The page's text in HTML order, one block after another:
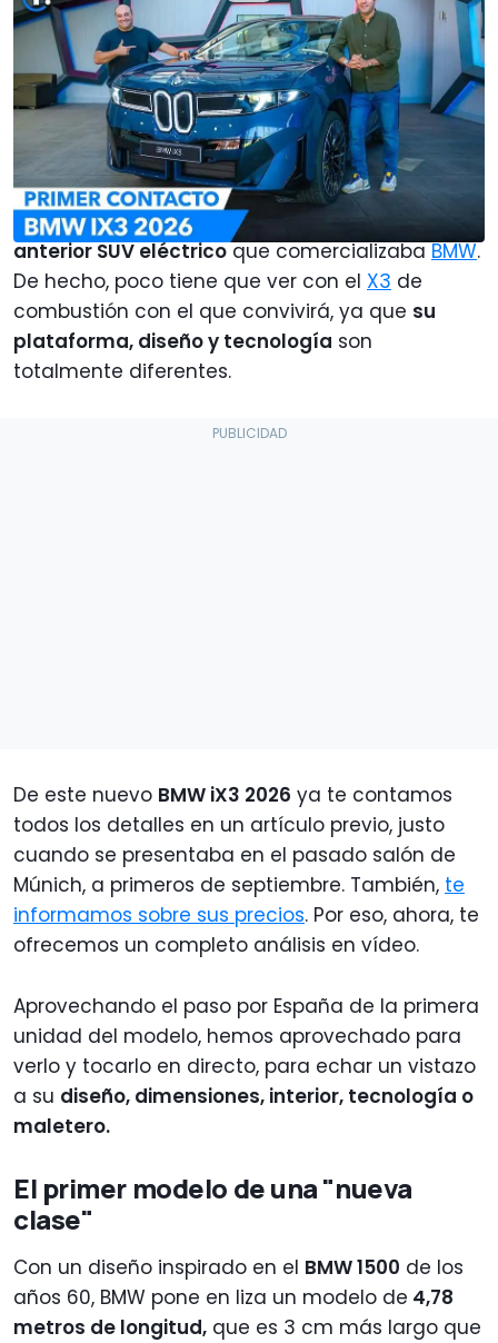
Por:Javier Llorente
6 Oct 2025a las10:56
Añadir Motor1.com como
fuente preferida en Google
Aunque el nombre te resulte familiar, el nuevo
BMW iX3 2026no tiene nada que ver con el
anterior SUV eléctricoque comercializabaBMW.
De hecho, poco tiene que ver con el X3 de
combustión con el que convivirá, ya que su
plataforma, diseño y tecnología son
totalmente diferentes.
De este nuevo BMW iX3 2026 ya te contamos
todos los detalles en un artículo previo, justo
cuando se presentaba en el pasado salón de
Múnich, a primeros de septiembre. También, te
informamos sobre sus precios. Por eso, ahora, te
ofrecemos un completo análisis en vídeo.
Aprovechando el paso por España de la primera
unidad del modelo, hemos aprovechado para
verlo y tocarlo en directo, para echar un vistazo
a su diseño, dimensiones, interior, tecnología o
maletero.
El primer modelo de una "nueva
clase"
Con un diseño inspirado en el BMW 1500 de los
años 60, BMW pone en liza un modelo de 4,78
metros de longitud, que es 3 cm más largo que